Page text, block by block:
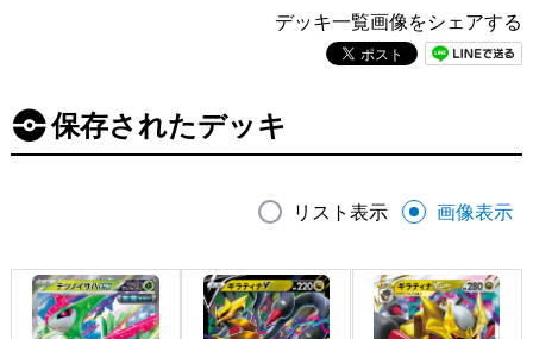
デッキ一覧画像をシェアする
保存されたデッキ
リスト表示 画像表示